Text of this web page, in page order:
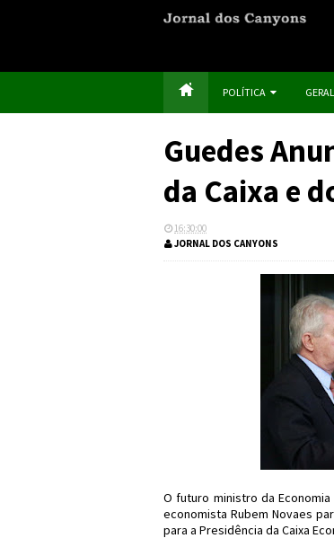
POLÍTICA GERAL
Guedes
da Caixa e
16:30:00
JORNAL DOS CANYONS
O futuro ministro da
economista Rubem Novaes
para a Presidência da Caixa